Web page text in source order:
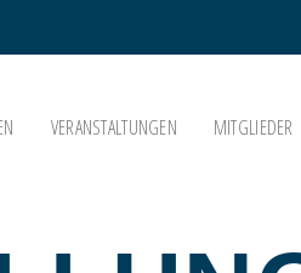
VERANSTALTUNGEN MITGLIEDER